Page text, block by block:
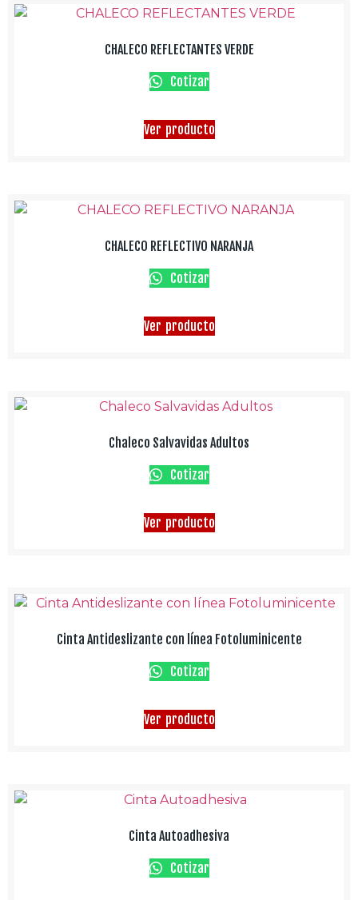
CHALECO REFLECTANTES VERDE
Cotizar
Ver producto
CHALECO REFLECTIVO NARANJA
Cotizar
Ver producto
Chaleco Salvavidas Adultos
Cotizar
Ver producto
Cinta Antideslizante con línea Fotoluminicente
Cotizar
Ver producto
Cinta Autoadhesiva
Cotizar